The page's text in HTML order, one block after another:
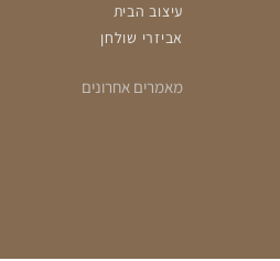
עיצוב הבית
אביזרי שולחן
מאמרים אחרונים